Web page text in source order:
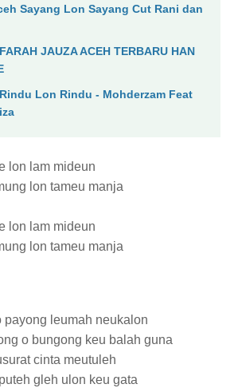
Sayang Lon Sayang Cut Rani dan
JAUZA ACEH TERBARU HAN
Lon Rindu - Mohderzam Feat
lon lam mideun
lon tameu manja
lon lam mideun
lon tameu manja
payong leumah neukalon
o bungong keu balah guna
cinta meutuleh
gleh ulon keu gata